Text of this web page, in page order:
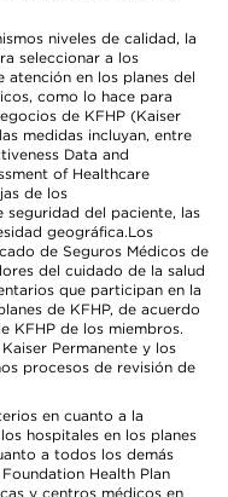
niveles de calidad, la
seleccionar a los
atención en los planes del
como lo hace para
de KFHP (Kaiser
medidas incluyan, entre
Data and
of Healthcare
de los
seguridad del paciente, las
geográfica.Los
de Seguros Médicos de
del cuidado de la salud
que participan en la
de KFHP, de acuerdo
KFHP de los miembros.
Permanente y los
procesos de revisión de
en cuanto a la
hospitales en los planes
a todos los demás
Health Plan
y centros médicos en